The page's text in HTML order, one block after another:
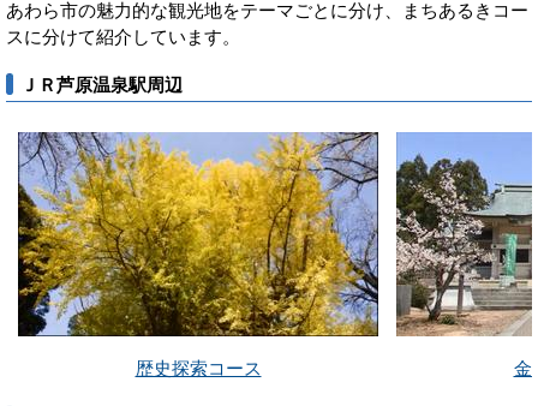
あわら市の魅力的な観光地をテーマごとに分け、まちあるきコー
スに分けて紹介しています。
ＪＲ芦原温泉駅周辺
歴史探索コース 金